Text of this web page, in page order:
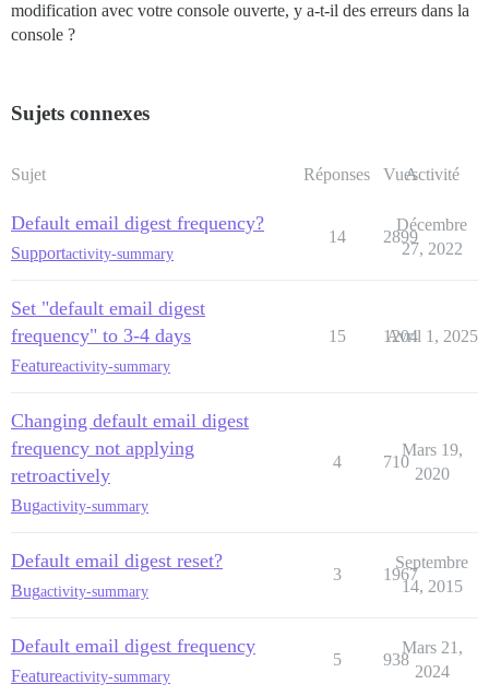
modification avec votre console ouverte, y a-t-il des erreurs dans la
console ?
Sujets connexes
Sujet Réponses VuesActivité
Default email digest frequency?
Supportactivity-summary
14 2899
Décembre
27, 2022
Set "default email digest
frequency" to 3-4 days
Featureactivity-summary
15 1204
Avril 1, 2025
Changing default email digest
frequency not applying
retroactively
Bugactivity-summary
4 710
Mars 19,
2020
Default email digest reset?
Bugactivity-summary
3 1967
Septembre
14, 2015
Default email digest frequency
Featureactivity-summary
5 938
Mars 21,
2024